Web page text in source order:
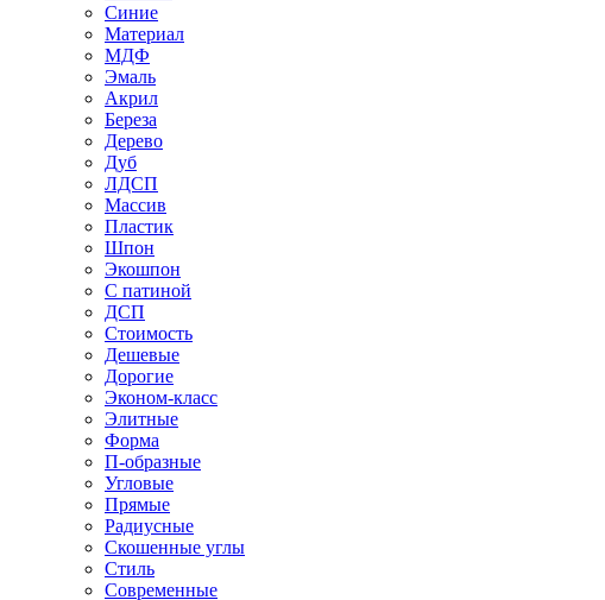
Синие
Материал
МДФ
Эмаль
Акрил
Береза
Дерево
Дуб
ЛДСП
Массив
Пластик
Шпон
Экошпон
С патиной
ДСП
Стоимость
Дешевые
Дорогие
Эконом-класс
Элитные
Форма
П-образные
Угловые
Прямые
Радиусные
Скошенные углы
Стиль
Современные